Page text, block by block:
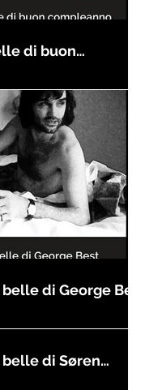
di buon
di George Best
di Søren